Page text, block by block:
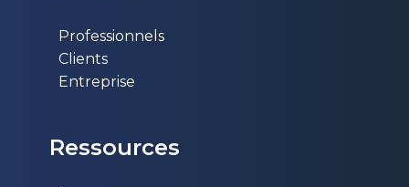
Professionnels
Clients
Entreprise
Ressources